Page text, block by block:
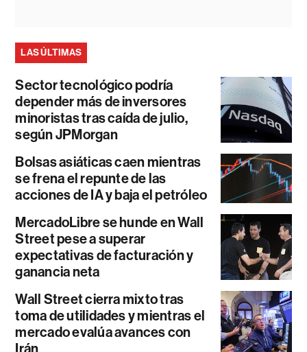
LAS ÚLTIMAS
Sector tecnológico podría
depender más de inversores
minoristas tras caída de julio,
según JPMorgan
Bolsas asiáticas caen mientras
se frena el repunte de las
acciones de IA y baja el petróleo
MercadoLibre se hunde en Wall
Street pese a superar
expectativas de facturación y
ganancia neta
Wall Street cierra mixto tras
toma de utilidades y mientras el
mercado evalúa avances con
Irán